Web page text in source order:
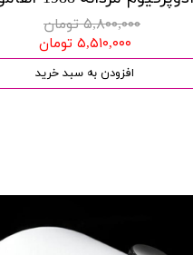
۵,۸۰۰,۰۰۰ تومان
۵,۵۱۰,۰۰۰ تومان
افزودن به سبد خرید